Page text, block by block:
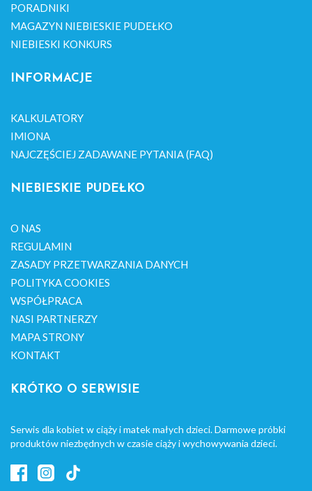
PORADNIKI
MAGAZYN NIEBIESKIE PUDEŁKO
NIEBIESKI KONKURS
INFORMACJE
KALKULATORY
IMIONA
NAJCZĘŚCIEJ ZADAWANE PYTANIA (FAQ)
NIEBIESKIE PUDEŁKO
O NAS
REGULAMIN
ZASADY PRZETWARZANIA DANYCH
POLITYKA COOKIES
WSPÓŁPRACA
NASI PARTNERZY
MAPA STRONY
KONTAKT
KRÓTKO O SERWISIE
Serwis dla kobiet w ciąży i matek małych dzieci. Darmowe próbki
produktów niezbędnych w czasie ciąży i wychowywania dzieci.